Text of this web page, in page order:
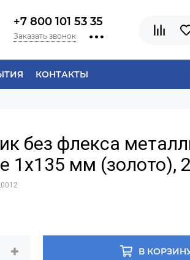
+7 800 101 53 35
Заказать звонок
КОНТАКТЫ
без флекса
1х135 мм (золото),
В